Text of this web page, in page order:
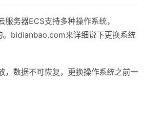
务器ECS支持多种操作系统，
bidianbao.com来详细说下更换系统
，数据不可恢复，更换操作系统之前一